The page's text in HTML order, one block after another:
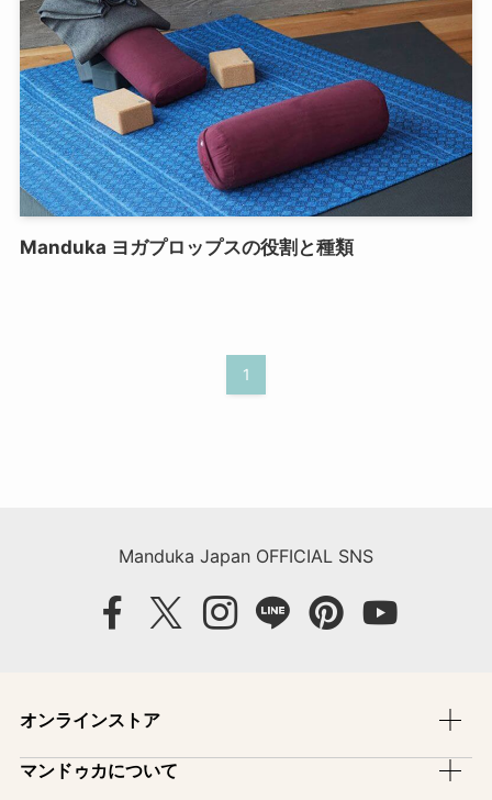
Manduka ヨガプロップスの役割と種類
1
Manduka Japan OFFICIAL SNS
オンラインストア
ヨガマット
マンドゥカについて